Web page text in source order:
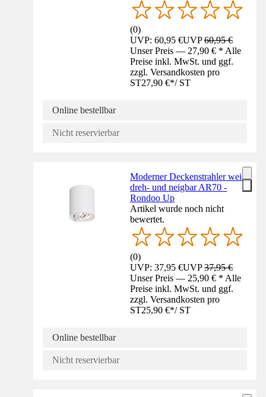
(0)
UVP: 60,95 €UVP60,95 €
Unser Preis — 27,90 € * Alle
Preise inkl. MwSt. und ggf.
zzgl. Versandkosten pro
ST27,90 €*/ ST
Online bestellbar
Nicht reservierbar
Moderner Deckenstrahler weiß
dreh- und neigbar AR70 -
Rondoo Up
Artikel wurde noch nicht
bewertet.
(0)
UVP: 37,95 €UVP37,95 €
Unser Preis — 25,90 € * Alle
Preise inkl. MwSt. und ggf.
zzgl. Versandkosten pro
ST25,90 €*/ ST
Online bestellbar
Nicht reservierbar